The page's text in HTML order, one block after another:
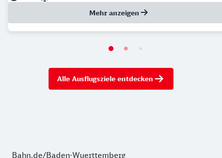
Mehr anzeigen
Alle Ausflugsziele entdecken
Bahn.de/Baden-Wuerttemberg